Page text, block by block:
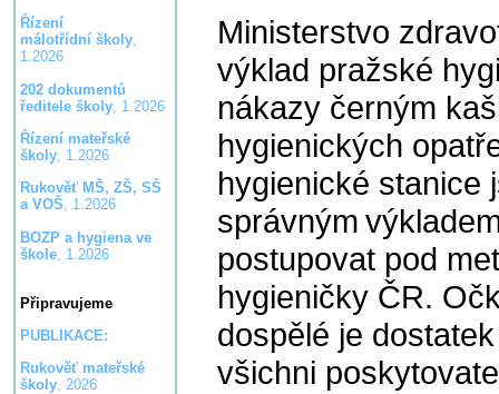
Řízení
málotřídní školy,
1.2026
202 dokumentů
ředitele školy, 1.2026
Řízení mateřské
školy, 1.2026
Rukověť MŠ, ZŠ, SŠ
a VOŠ, 1.2026
BOZP a hygiena ve
škole, 1.2026
Připravujeme
PUBLIKACE:
Rukověť mateřské
školy, 2026
Ministerstvo
výklad pražské
nákazy černým
hygienických
hygienické stanice
správným
postupovat pod
hygieničky ČR.
dospělé je
všichni